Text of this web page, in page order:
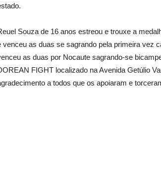
Souza de 16 anos estreou e trouxe a
venceu as duas se sagrando pela primeira vez
as duas por Nocaute sagrando-se
FIGHT localizado na Avenida Getúlio
a todos que os apoiaram e